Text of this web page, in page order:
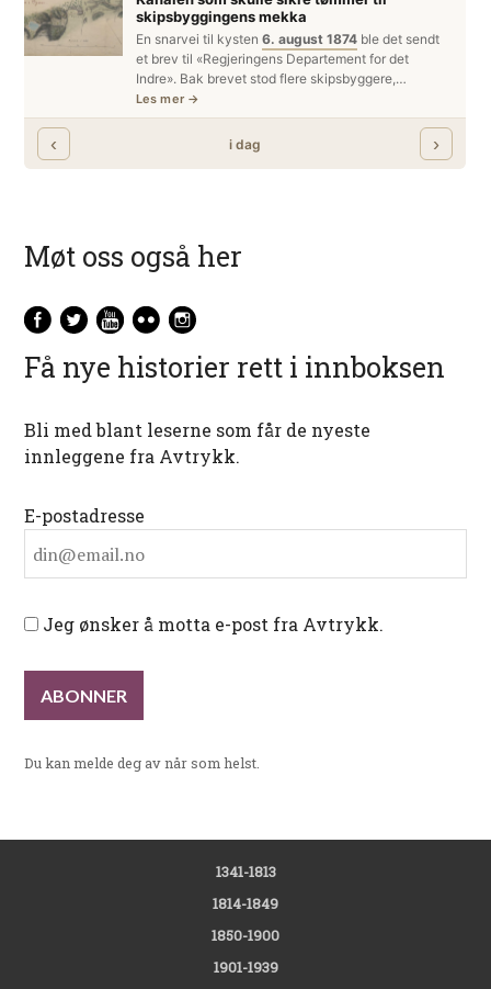
Møt oss også her
Få nye historier rett i innboksen
Bli med blant leserne som får de nyeste
innleggene fra Avtrykk.
E-postadresse
Jeg ønsker å motta e-post fra Avtrykk.
Du kan melde deg av når som helst.
1341-1813
1814-1849
1850-1900
1901-1939